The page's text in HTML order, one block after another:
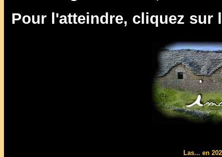
Pour l'atteindre, cliquez sur
Las... en